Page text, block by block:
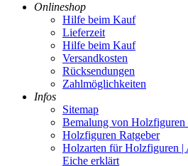
Onlineshop
Hilfe beim Kauf
Lieferzeit
Hilfe beim Kauf
Versandkosten
Rücksendungen
Zahlmöglichkeiten
Infos
Sitemap
Bemalung von Holzfiguren
Holzfiguren Ratgeber
Holzarten für Holzfiguren
Eiche erklärt